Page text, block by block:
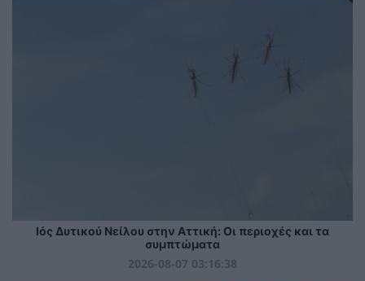
Ιός Δυτικού Νείλου στην Αττική: Οι περιοχές και τα
συμπτώματα
2026-08-07 03:16:38